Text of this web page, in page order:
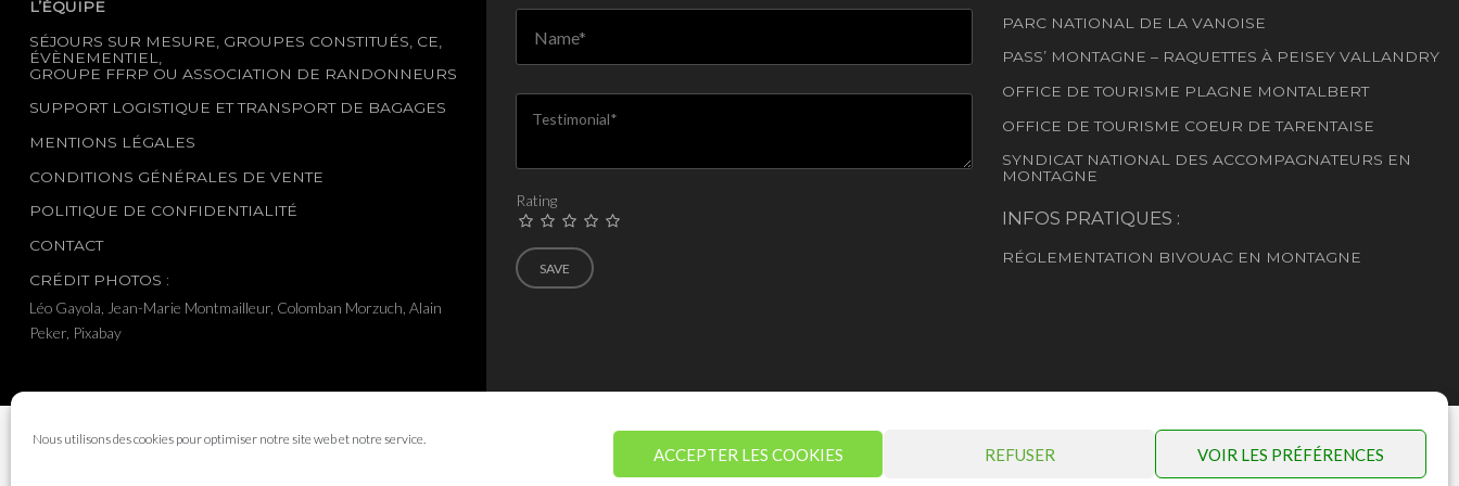
Nous utilisons des cookies pour optimiser notre site web et notre service.
ACCEPTER LES COOKIES REFUSER VOIR LES PRÉFÉRENCES
L’ÉQUIPE
SÉJOURS SUR MESURE, GROUPES CONSTITUÉS, CE,
ÉVÈNEMENTIEL,
GROUPE FFRP OU ASSOCIATION DE RANDONNEURS
SUPPORT LOGISTIQUE ET TRANSPORT DE BAGAGES
MENTIONS LÉGALES
CONDITIONS GÉNÉRALES DE VENTE
POLITIQUE DE CONFIDENTIALITÉ
CONTACT
CRÉDIT PHOTOS :
Léo Gayola, Jean-Marie Montmailleur, Colomban Morzuch, Alain
Peker, Pixabay
Rating
PARC NATIONAL DE LA VANOISE
PASS’ MONTAGNE – RAQUETTES À PEISEY VALLANDRY
OFFICE DE TOURISME PLAGNE MONTALBERT
OFFICE DE TOURISME COEUR DE TARENTAISE
SYNDICAT NATIONAL DES ACCOMPAGNATEURS EN
MONTAGNE
INFOS PRATIQUES :
RÉGLEMENTATION BIVOUAC EN MONTAGNE